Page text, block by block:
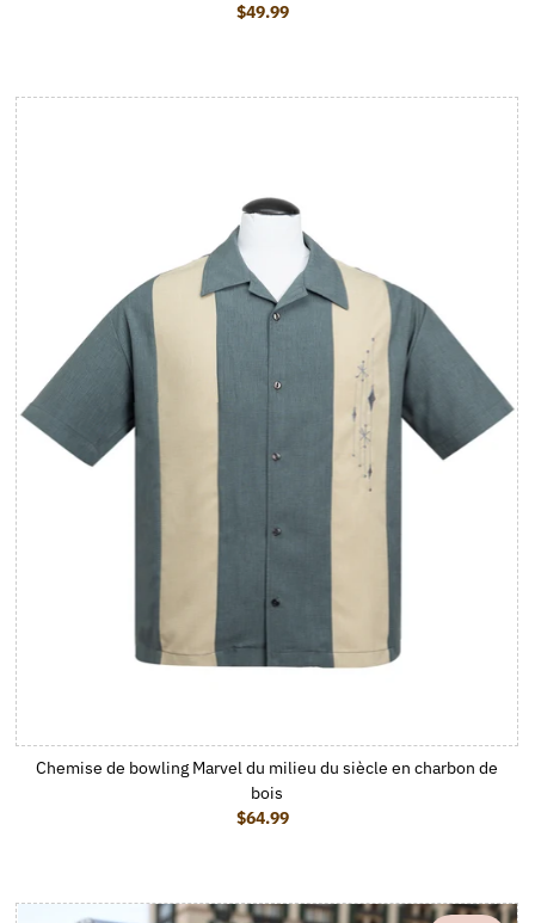
Prix ordinaire
$49.99
Chemise de bowling Marvel du milieu du siècle en charbon de
bois
Prix ordinaire
$64.99